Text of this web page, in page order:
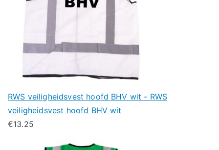
RWS veiligheidsvest hoofd BHV wit - RWS
veiligheidsvest hoofd BHV wit
€13.25